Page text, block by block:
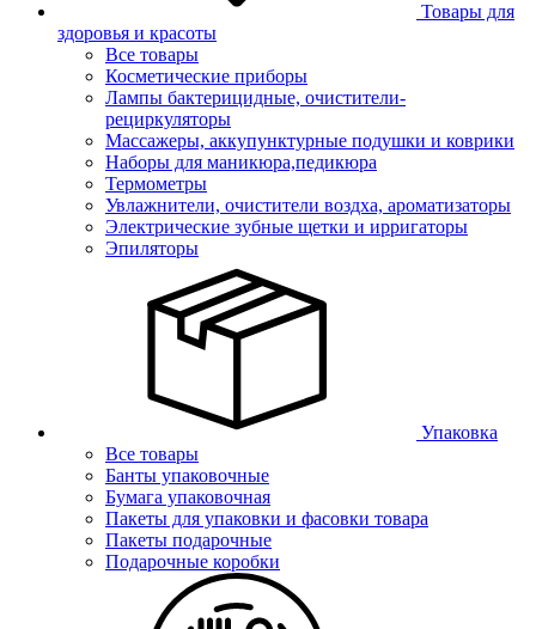
Товары для
здоровья и красоты
Все товары
Косметические приборы
Лампы бактерицидные, очистители-
рециркуляторы
Массажеры, аккупунктурные подушки и коврики
Наборы для маникюра,педикюра
Термометры
Увлажнители, очистители воздха, ароматизаторы
Электрические зубные щетки и ирригаторы
Эпиляторы
Упаковка
Все товары
Банты упаковочные
Бумага упаковочная
Пакеты для упаковки и фасовки товара
Пакеты подарочные
Подарочные коробки